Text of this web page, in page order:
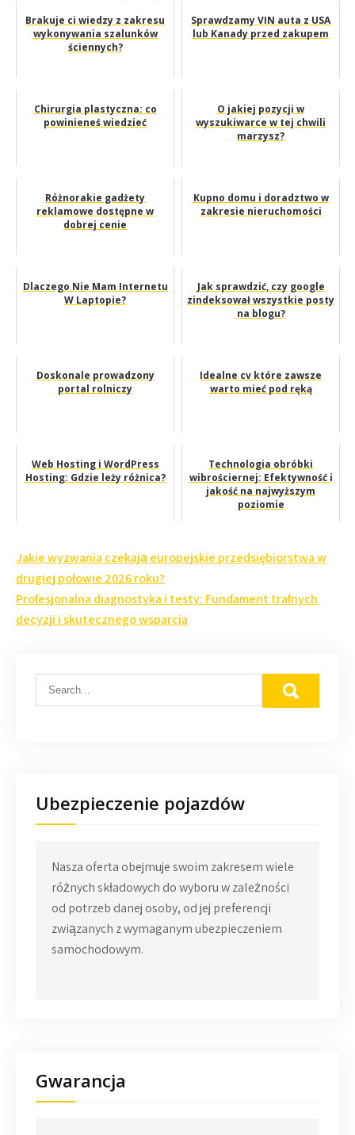
Brakuje ci wiedzy z zakresu
wykonywania szalunków
ściennych?
Sprawdzamy VIN auta z USA
lub Kanady przed zakupem
Chirurgia plastyczna: co
powinieneś wiedzieć
O jakiej pozycji w
wyszukiwarce w tej chwili
marzysz?
Różnorakie gadżety
reklamowe dostępne w
dobrej cenie
Kupno domu i doradztwo w
zakresie nieruchomości
Dlaczego Nie Mam Internetu
W Laptopie?
Jak sprawdzić, czy google
zindeksował wszystkie posty
na blogu?
Doskonale prowadzony
portal rolniczy
Idealne cv które zawsze
warto mieć pod ręką
Web Hosting i WordPress
Hosting: Gdzie leży różnica?
Technologia obróbki
wibrościernej: Efektywność i
jakość na najwyższym
poziomie
Nawigacja
wpisu
Jakie wyzwania czekają europejskie przedsiębiorstwa w
drugiej połowie 2026 roku?
Profesjonalna diagnostyka i testy: Fundament trafnych
decyzji i skutecznego wsparcia
Ubezpieczenie pojazdów
Nasza oferta obejmuje swoim zakresem wiele
różnych składowych do wyboru w zależności
od potrzeb danej osoby, od jej preferencji
związanych z wymaganym ubezpieczeniem
samochodowym.
Gwarancja